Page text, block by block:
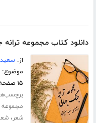
دانلود کتاب مجموعه
از:
موضوع:
۱۵ صفحه
مجموعه
شعر،